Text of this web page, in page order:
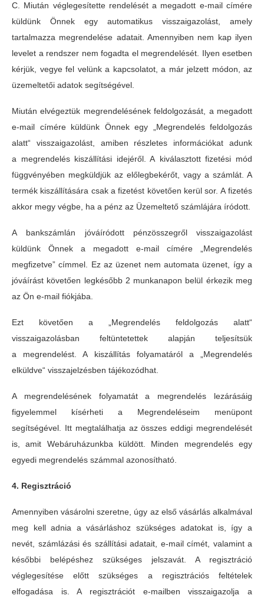
C. Miután véglegesítette rendelését a megadott e-mail címére
küldünk Önnek egy automatikus visszaigazolást, amely
tartalmazza megrendelése adatait. Amennyiben nem kap ilyen
levelet a rendszer nem fogadta el megrendelését. Ilyen esetben
kérjük, vegye fel velünk a kapcsolatot, a már jelzett módon, az
üzemeltetői adatok segítségével.
Miután elvégeztük megrendelésének feldolgozását, a megadott
e-mail címére küldünk Önnek egy „Megrendelés feldolgozás
alatt“ visszaigazolást, amiben részletes információkat adunk
a megrendelés kiszállítási idejéről. A kiválasztott fizetési mód
függvényében megküldjük az előlegbekérőt, vagy a számlát. A
termék kiszállítására csak a fizetést követően kerül sor. A fizetés
akkor megy végbe, ha a pénz az Üzemeltető számlájára íródott.
A bankszámlán jóváíródott pénzösszegről visszaigazolást
küldünk Önnek a megadott e-mail címére „Megrendelés
megfizetve” címmel. Ez az üzenet nem automata üzenet, így a
jóváírást követően legkésőbb 2 munkanapon belül érkezik meg
az Ön e-mail fiókjába.
Ezt követően a
„Megrendelés feldolgozás alatt“
visszaigazolásban feltüntetettek alapján teljesítsük
a megrendelést. A kiszállítás folyamatáról a „Megrendelés
elküldve“ visszajelzésben tájékozódhat.
A megrendelésének folyamatát a megrendelés lezárásáig
figyelemmel kísérheti a Megrendeléseim menüpont
segítségével. Itt megtalálhatja az összes eddigi megrendelését
is, amit Webáruházunkba küldött. Minden megrendelés egy
egyedi megrendelés számmal azonosítható.
4. Regisztráció
Amennyiben vásárolni szeretne, úgy az első vásárlás alkalmával
meg kell adnia a vásárláshoz szükséges adatokat is, így a
nevét, számlázási és szállítási adatait, e-mail címét, valamint a
későbbi belépéshez szükséges jelszavát. A regisztráció
véglegesítése előtt szükséges a regisztrációs feltételek
elfogadása is. A regisztrációt e-mailben visszaigazolja a